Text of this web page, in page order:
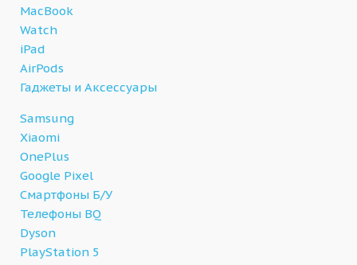
MacBook
Watch
iPad
AirPods
Гаджеты и Аксессуары
Samsung
Xiaomi
OnePlus
Google Pixel
Смартфоны Б/У
Телефоны BQ
Dyson
PlayStation 5